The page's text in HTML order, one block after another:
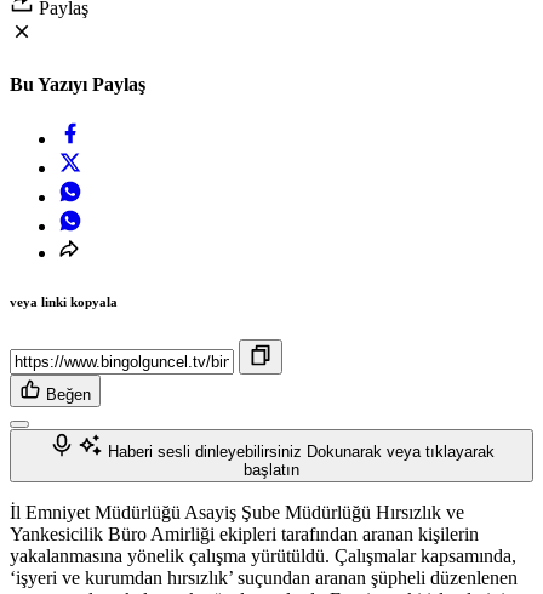
Paylaş
Bu Yazıyı Paylaş
veya linki kopyala
Beğen
Haberi sesli dinleyebilirsiniz Dokunarak veya tıklayarak
başlatın
İl Emniyet Müdürlüğü Asayiş Şube Müdürlüğü Hırsızlık ve
Yankesicilik Büro Amirliği ekipleri tarafından aranan kişilerin
yakalanmasına yönelik çalışma yürütüldü. Çalışmalar kapsamında,
‘işyeri ve kurumdan hırsızlık’ suçundan aranan şüpheli düzenlenen